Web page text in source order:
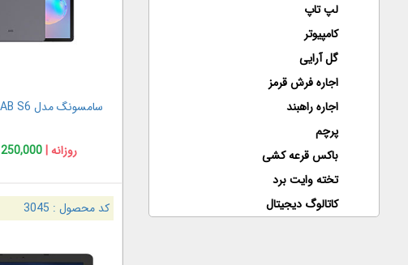
سامسونگ مدل GALAXY TAB S6
روزانه | 250,000 تومان
کد محصول : 3045
لپ تاپ
کامپیوتر
گل آرایی
اجاره فرش قرمز
اجاره راهبند
پرچم
باکس قرعه کشی
تخته وایت برد
کاتالوگ دیجیتال